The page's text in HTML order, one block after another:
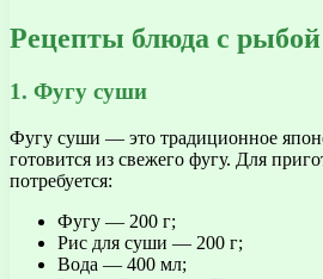
Рецепты блюда с
1. Фугу суши
Фугу суши — это традиционное
готовится из свежего фугу. Для
потребуется:
Фугу — 200 г;
Рис для суши — 200 г;
Вода — 400 мл;